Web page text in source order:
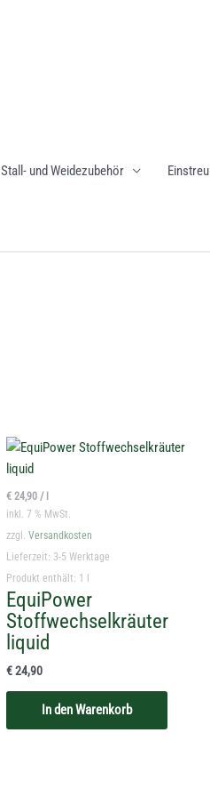
Stall- und Weidezubehör Einstreu
€ 24,90 /
inkl. 7 % MwSt.
zzgl. Versandkosten
Lieferzeit: 3-5 Werktage
Produkt enthält: 1
EquiPower
Stoffwechselkräuter
liquid
€24,90
In den Warenkorb